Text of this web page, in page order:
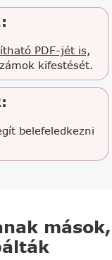
PDF-jét is,
kifestését.
belefeledkezni
mások,